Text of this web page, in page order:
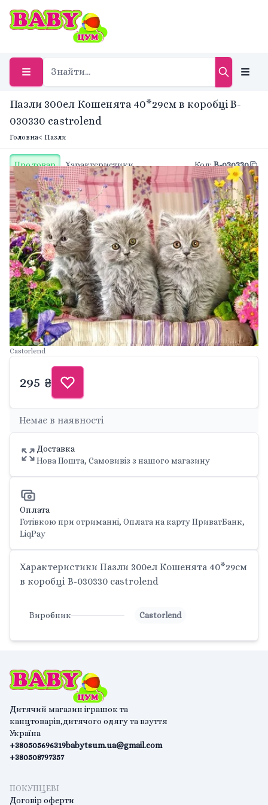
Пазли 300ел Кошенята 40*29см в коробці B-
030330 castrolend
Головна< Пазли
Про товар Характеристики Код:B-030330
Castorlend
295 ₴
Немає в наявності
Доставка
Нова Пошта, Самовивіз з нашого магазину
Оплата
Готівкою при отриманні, Оплата на карту ПриватБанк,
LiqPay
Характеристики Пазли 300ел Кошенята 40*29см
в коробці B-030330 castrolend
Виробник Castorlend
Дитячий магазин іграшок та
канцтоварів,дитячого одягу та взуття
Україна
+380505696319
+380508797357
babytsum.ua@gmail.com
ПОКУПЦЕВІ
Договір оферти